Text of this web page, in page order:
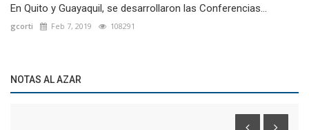
En Quito y Guayaquil, se desarrollaron las Conferencias...
gcorti Feb 7, 2019 108291
NOTAS AL AZAR